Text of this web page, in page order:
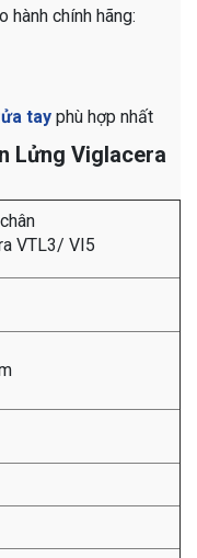
hành chính hãng:
tay phù hợp nhất
Lửng Viglacera
VTL3/ VI5